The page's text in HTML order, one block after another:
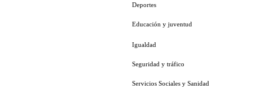
Deportes
Educación y juventud
Igualdad
Seguridad y tráfico
Servicios Sociales y Sanidad